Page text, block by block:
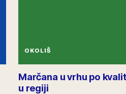
OKOLIŠ
Marčana u vrhu po
u regiji